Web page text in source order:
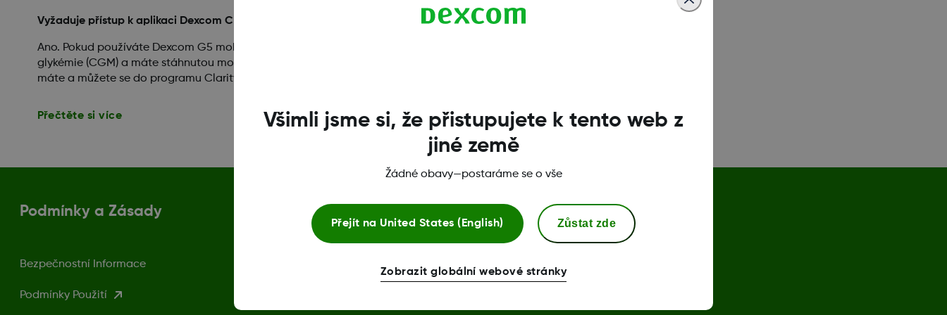
Vyžaduje přístup k aplikaci Dexcom CLARITY účet Dexcom?
Ano. Pokud používáte Dexcom G5 mobilní systém kontinuálního monitorování
glykémie (CGM) a máte stáhnutou mobilní aplikaci Dexcom G5, účet Dexcom už
máte a můžete se do programu Clarity přihlásit – nový účet si nezakládejte.
Přečtěte si více
Podmínky a Zásady
Bezpečnostní Informace
Podmínky Použití
Další informace
Centrum zabezpečení
Všimli jsme si, že přistupujete k tento web z
jiné země
Žádné obavy—postaráme se o vše
Přejít na United States (English) Zůstat zde
Zobrazit globální webové stránky